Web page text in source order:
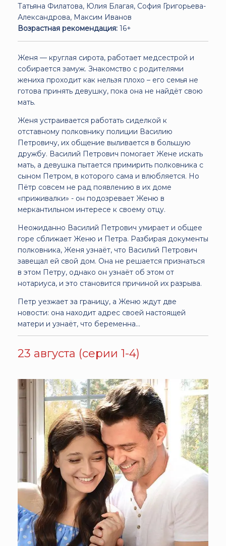
Татьяна Филатова, Юлия Благая, София Григорьева-
Александрова, Максим Иванов
Возрастная рекомендация: 16+
Женя — круглая сирота, работает медсестрой и
собирается замуж. Знакомство с родителями
жениха проходит как нельзя плохо – его семья не
готова принять девушку, пока она не найдёт свою
мать.
Женя устраивается работать сиделкой к
отставному полковнику полиции Василию
Петровичу, их общение выливается в большую
дружбу. Василий Петрович помогает Жене искать
мать, а девушка пытается примирить полковника с
сыном Петром, в которого сама и влюбляется. Но
Пётр совсем не рад появлению в их доме
«приживалки» - он подозревает Женю в
меркантильном интересе к своему отцу.
Неожиданно Василий Петрович умирает и общее
горе сближает Женю и Петра. Разбирая документы
полковника, Женя узнаёт, что Василий Петрович
завещал ей свой дом. Она не решается признаться
в этом Петру, однако он узнаёт об этом от
нотариуса, и это становится причиной их разрыва.
Петр уезжает за границу, а Женю ждут две
новости: она находит адрес своей настоящей
матери и узнаёт, что беременна...
23 августа (серии 1-4)